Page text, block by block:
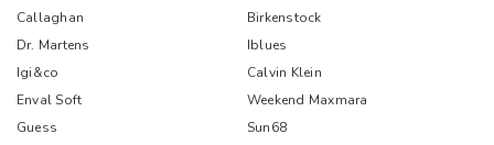
Callaghan
Birkenstock
Dr. Martens
Iblues
Igi&co
Calvin Klein
Enval Soft
Weekend Maxmara
Guess
Sun68